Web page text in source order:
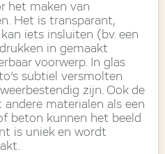
het maken van
Het is transparant,
iets insluiten (bv. een
in gemaakt
voorwerp. In glas
subtiel versmolten
zijn. Ook de
materialen als een
beton kunnen het beeld
is uniek en wordt